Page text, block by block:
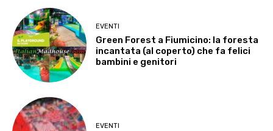
EVENTI
Green Forest a Fiumicino: la foresta
incantata (al coperto) che fa felici
bambini e genitori
EVENTI